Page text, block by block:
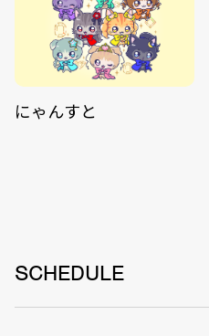
にゃんすと
SCHEDULE